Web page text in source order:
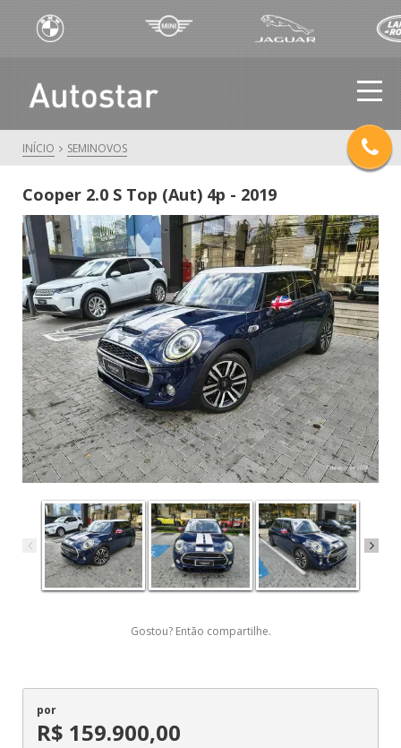
INÍCIO SEMINOVOS
Cooper 2.0 S Top (Aut) 4p - 2019
Gostou? Então compartilhe.
por
R$ 159.900,00